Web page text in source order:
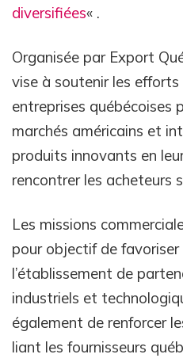
diversifiées« .
Organisée par Export
vise à soutenir les
entreprises québécoises
marchés américains et
produits innovants en
rencontrer les acheteurs
Les missions
pour objectif de
l’établissement de
industriels et
également de renforcer
liant les fournisseurs